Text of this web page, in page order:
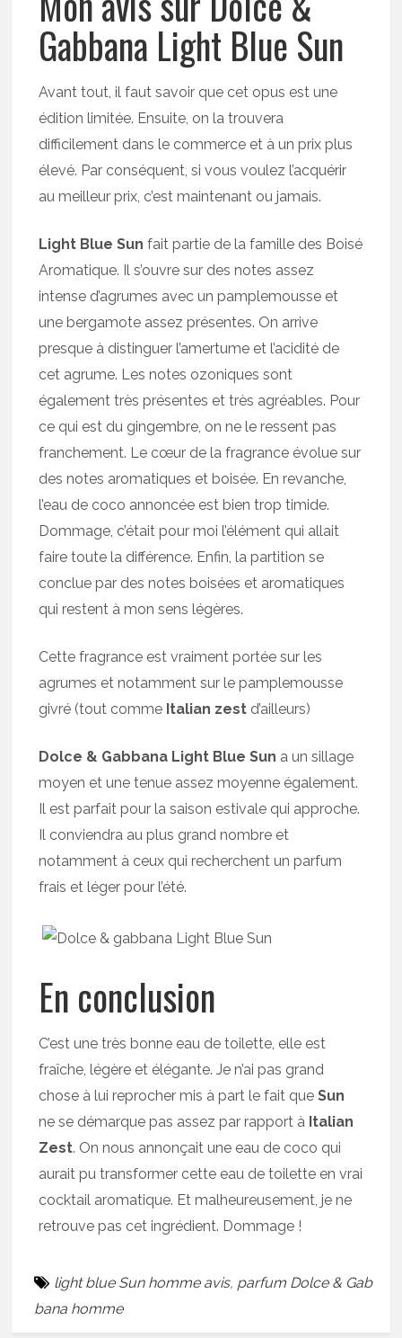
Gabbana Light Blue Sun
Avant tout, il faut savoir que cet opus est une
édition limitée. Ensuite, on la trouvera
difficilement dans le commerce et à un prix plus
élevé. Par conséquent, si vous voulez l’acquérir
au meilleur prix, c’est maintenant ou jamais.
Light Blue Sun fait partie de la famille des Boisé
Aromatique. Il s’ouvre sur des notes assez
intense d’agrumes avec un pamplemousse et
une bergamote assez présentes. On arrive
presque à distinguer l’amertume et l’acidité de
cet agrume. Les notes ozoniques sont
également très présentes et très agréables. Pour
ce qui est du gingembre, on ne le ressent pas
franchement. Le cœur de la fragrance évolue sur
des notes aromatiques et boisée. En revanche,
l’eau de coco annoncée est bien trop timide.
Dommage, c’était pour moi l’élément qui allait
faire toute la différence. Enfin, la partition se
conclue par des notes boisées et aromatiques
qui restent à mon sens légères.
Cette fragrance est vraiment portée sur les
agrumes et notamment sur le pamplemousse
givré (tout comme Italian zest d’ailleurs)
Dolce & Gabbana Light Blue Sun a un sillage
moyen et une tenue assez moyenne également.
Il est parfait pour la saison estivale qui approche.
Il conviendra au plus grand nombre et
notamment à ceux qui recherchent un parfum
frais et léger pour l’été.
En conclusion
C’est une très bonne eau de toilette, elle est
fraîche, légère et élégante. Je n’ai pas grand
chose à lui reprocher mis à part le fait queSun
ne se démarque pas assez par rapport à Italian
Zest. On nous annonçait une eau de coco qui
aurait pu transformer cette eau de toilette en vrai
cocktail aromatique. Et malheureusement, je ne
retrouve pas cet ingrédient. Dommage !
light blue Sun homme avis, parfum Dolce & Gab
bana homme